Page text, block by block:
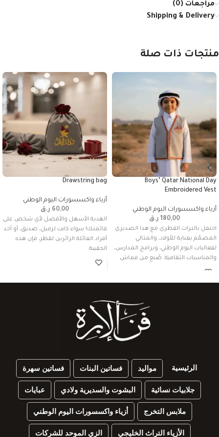
مراجعات (0)
Shipping & Delivery
منتجات ذات صلة
Boys’ Qatar National Day
Embroidered Vest
أزياء واكسسورات اليوم الوطني
180,00 ر.ق
احتفل بالتراث القطري مع هذا الصديري
المصمّم بعناية للأولاد، والمثالي
لفعاليات اليوم الوطني، وبرامج المدارس،
والمناسبات الثقافية. صُنع من قماش
Drawstring bag
أزياء واكسسورات اليوم الوطني
60,00 ر.ق
الهدية الأسهل والأفضل لأي شخص على
قائمتك! سواء كانت لزميل، صديق، أو أحد
أفراد العائلة الزائرين لقطر، فإن هذه
الحقيبة
الرئيسية مواليد فساتين البنات فساتين سهرة
جلابيات نسائية البشوت والسديرية ولادي عبايات
ملابس التخرج أزياء واكسسورات اليوم الوطني
الأزياء التراث الخليجي الزي الموحد للشركات